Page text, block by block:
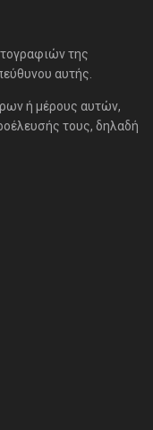
της
αυτής.
ή μέρους αυτών,
τους, δηλαδή